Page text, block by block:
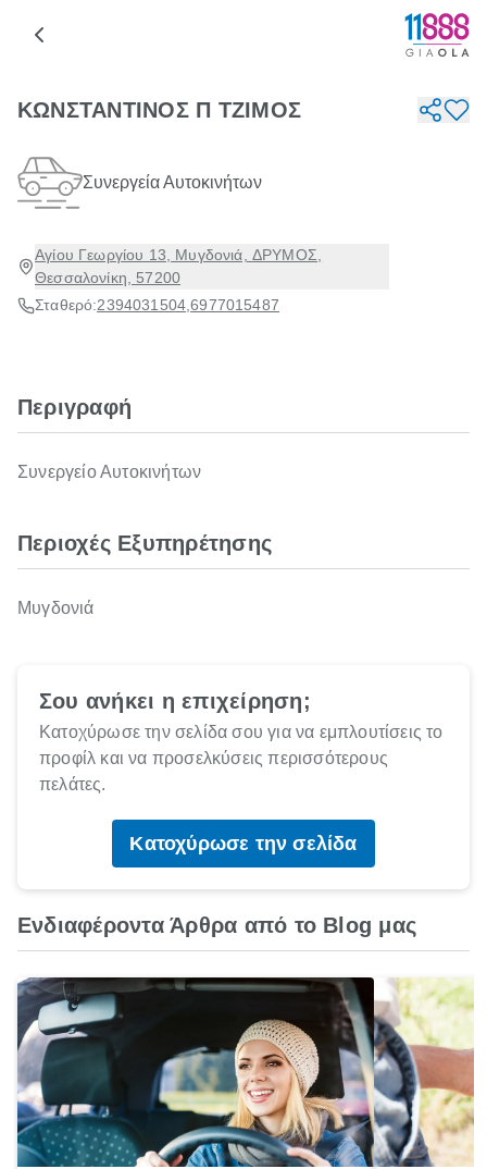
ΚΩΝΣΤΑΝΤΙΝΟΣ Π ΤΖΙΜΟΣ
Συνεργεία Αυτοκινήτων
Αγίου Γεωργίου 13, Μυγδονιά, ΔΡΥΜΟΣ,
Θεσσαλονίκη, 57200
Σταθερό:2394031504 ,6977015487
Περιγραφή
Συνεργείο Αυτοκινήτων
Περιοχές Εξυπηρέτησης
Μυγδονιά
Σου ανήκει η επιχείρηση;
Κατοχύρωσε την σελίδα σου για να εμπλουτίσεις το
προφίλ και να προσελκύσεις περισσότερους
πελάτες.
Κατοχύρωσε την σελίδα
Ενδιαφέροντα Άρθρα από το Blog μας